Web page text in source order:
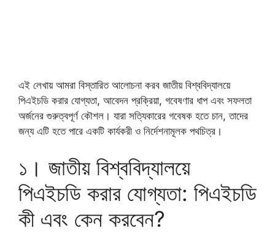
এই লেখায় আমরা বিস্তারিত আলোচনা করব জাতীয় বিশ্ববিদ্যালয়ে
পিএইচডি করার যোগ্যতা, আবেদন প্রক্রিয়া, গবেষণার ধাপ এবং সফলতা
অর্জনের গুরুত্বপূর্ণ কৌশল। যারা সত্যিকারের গবেষক হতে চান, তাদের
জন্য এটি হতে পারে একটি কার্যকরী ও নির্দেশনামূলক পথচিত্র।
১। জাতীয় বিশ্ববিদ্যালয়ে
পিএইচডি করার যোগ্যতা: পিএইচডি
কী এবং কেন করবেন?